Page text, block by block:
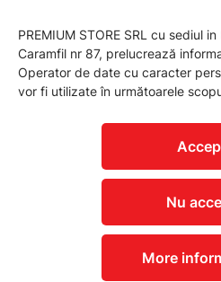
PREMIUM STORE SRL cu sediul
Caramfil nr 87, prelucrează
Operator de date cu caracter
vor fi utilizate în următoarele
Nu
More